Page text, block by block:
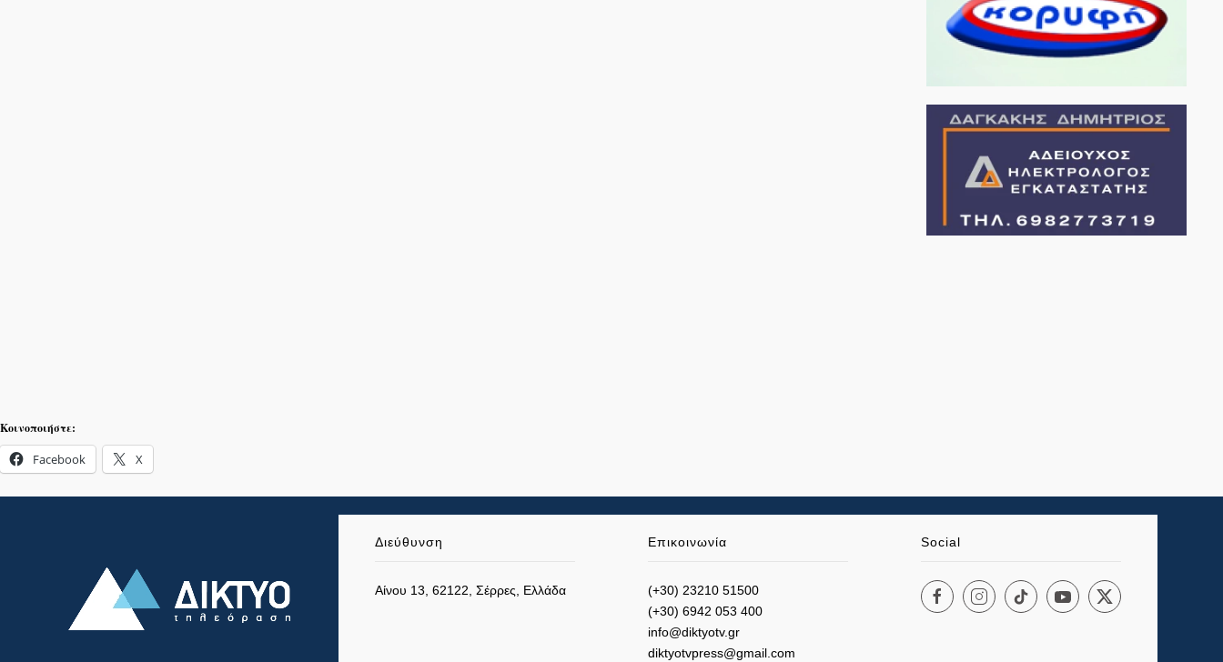
Κοινοποιήστε:
Facebook X
Διεύθυνση
Αίνου 13, 62122, Σέρρες, Ελλάδα
Επικοινωνία
(+30) 23210 51500
(+30) 6942 053 400
info@diktyotv.gr
diktyotvpress@gmail.com
Social